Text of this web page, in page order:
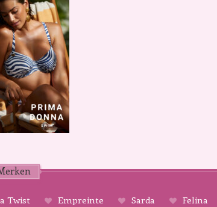
Twist Empreinte Sarda Felina